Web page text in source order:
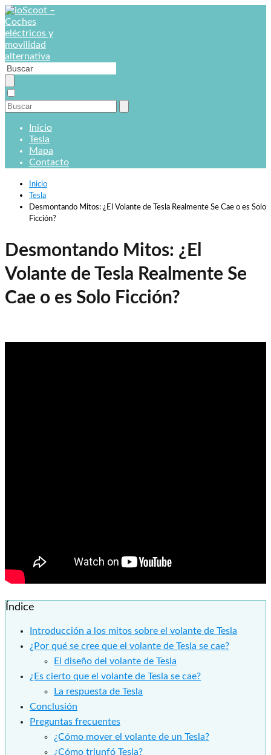
Inicio
Tesla
Mapa
Contacto
Inicio
Tesla
Desmontando Mitos: ¿El Volante de Tesla Realmente Se Cae o es Solo
Ficción?
Desmontando Mitos: ¿El
Volante de Tesla Realmente Se
Cae o es Solo Ficción?
Índice
Introducción a los mitos sobre el volante de Tesla
¿Por qué se cree que el volante de Tesla se cae?
El diseño del volante de Tesla
¿Es cierto que el volante de Tesla se cae?
La respuesta de Tesla
Conclusión
Preguntas frecuentes
¿Cómo mover el volante de un Tesla?
¿Cómo triunfó Tesla?